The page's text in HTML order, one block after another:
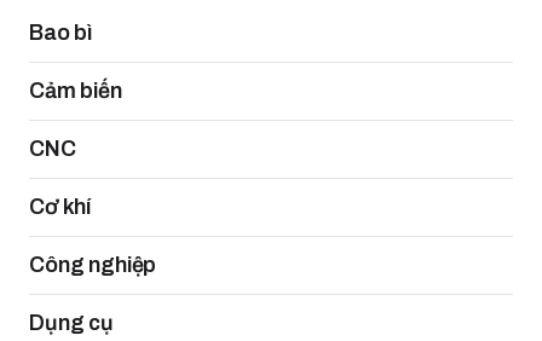
Bao bì
Cảm biến
CNC
Cơ khí
Công nghiệp
Dụng cụ